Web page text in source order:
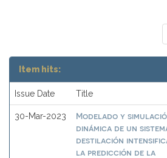
Item hits:
Issue Date Title
30-Mar-2023
Modelado y
dinámica de un
destilación
la predicción de la